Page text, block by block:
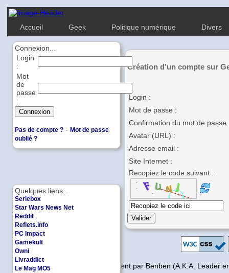
Accueil Geek Politique numérique Divers
Quelques liens...
Seriebox
Star Wars News Net
Reddit
Reflets.info
PC Impact
Gamekult
Owni
Livraddict
Le Mag MO5
Connexion...
Login
:
Mot
de
passe
:
Pas de compte ? - Mot de passe
oublié ?
Création d'un compte sur
Login :
Mot de passe :
Confirmation du mot de passe
Avatar (URL) :
Adresse email :
Site Internet :
Recopiez le code suivant :
Copyleft | Design et Développement par Benben (A.K.A. Leader